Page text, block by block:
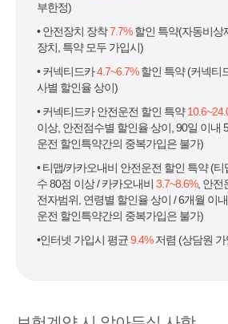
부한정)
• 안전장치 장착7.7%할인 특약(자동비상
장치, 특약 모두 가입시)
• 커넥티드카4.7~6.7%할인 특약 (커넥티
사별 할인율 상이)
• 커넥티드카 안전운전 할인 특약
이상, 안전점수별 할인율 상이, 90일 이내
운전 할인특약간의 중복가입은 불가)
• 티맵/카카오내비 안전운전 할인 특약 (티
수 80점 이상 / 카카오내비 3.7~8.6%, 안전
전자범위, 연령별 할인율 상이 / 6개월 이
운전 할인특약간의 중복가입은 불가)
•인터넷 가입시 평균9.4%저렴 (상담원 가